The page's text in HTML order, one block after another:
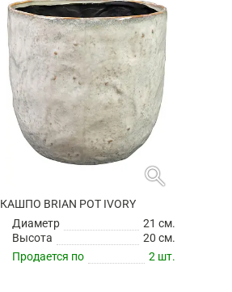
search
КАШПО BRIAN POT IVORY
Диаметр
21 см.
Высота
20 см.
Продается по
2 шт.